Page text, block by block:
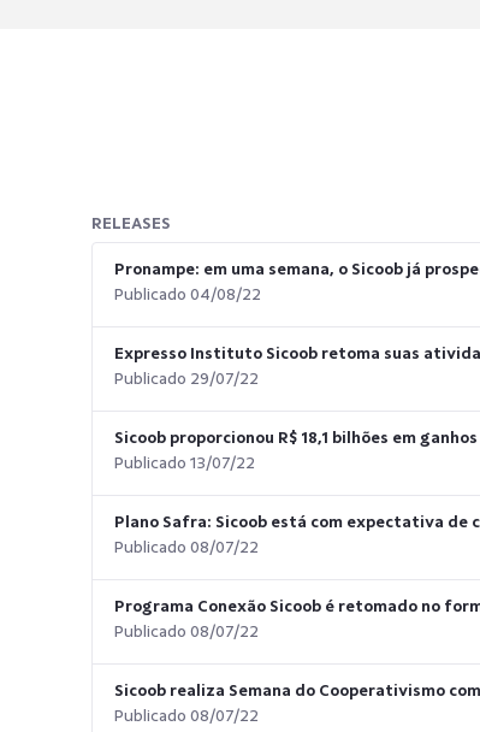
RELEASES
Pronampe: em uma semana, o Sicoob já
Publicado 04/08/22
Expresso Instituto Sicoob retoma suas
Publicado 29/07/22
Sicoob proporcionou R$ 18,1 bilhões em
Publicado 13/07/22
Plano Safra: Sicoob está com expectativa de
Publicado 08/07/22
Programa Conexão Sicoob é retomado no
Publicado 08/07/22
Sicoob realiza Semana do Cooperativismo
Publicado 08/07/22